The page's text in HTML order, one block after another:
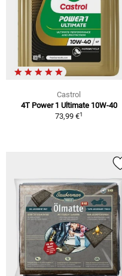
Castrol
4T Power 1 Ultimate 10W-40
73,99 €1